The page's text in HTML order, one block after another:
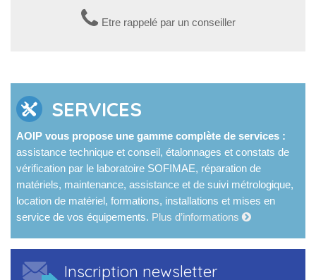
Etre rappelé par un conseiller
SERVICES
AOIP vous propose une gamme complète de services :
assistance technique et conseil, étalonnages et constats de
vérification par le laboratoire SOFIMAE, réparation de
matériels, maintenance, assistance et de suivi métrologique,
location de matériel, formations, installations et mises en
service de vos équipements. Plus d’informations
Inscription newsletter